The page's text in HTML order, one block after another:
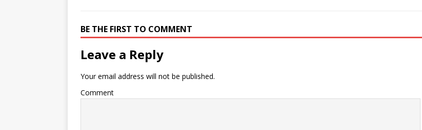
BE THE FIRST TO COMMENT
Leave a Reply
Your email address will not be published.
Comment